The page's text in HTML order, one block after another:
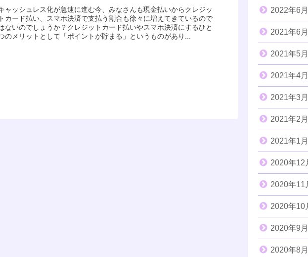
ャッシュレス化が急速に進む今、みなさんも現金払いからクレジッ
トカード払い、スマホ決済で支払う割合も徐々に増えてきているので
ないのでしょうか？クレジットカード払いやスマホ決済にするひと
のメリットとして「ポイントが貯まる」というものがあり...
2022年6月
2021年6月
2021年5月
2021年4月
2021年3月
2021年2月
2021年1月
2020年12
2020年11
2020年10
2020年9月
2020年8月